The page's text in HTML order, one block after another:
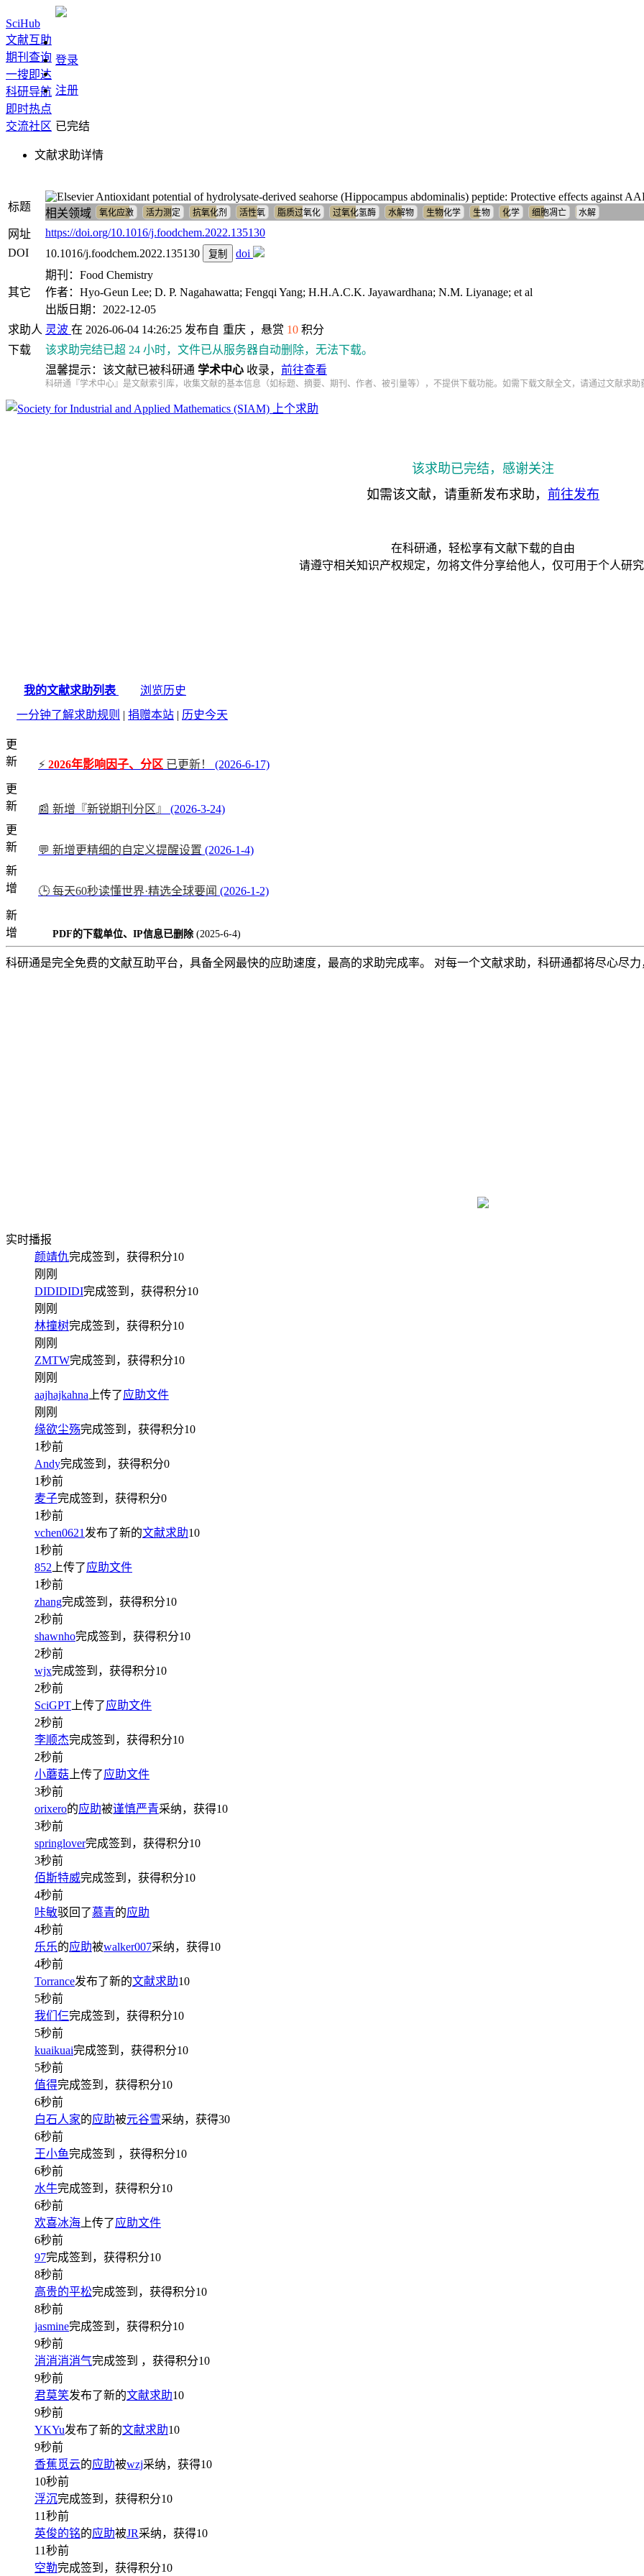
SciHub
文献互助
期刊查询
一搜即达
科研导航
即时热点
交流社区
登录
注册
已完结
文献求助详情
标题
Antioxidant potential of hydrolysate-derived seahorse (Hippocampus abdominalis) peptide: Protective effects against
相关领域
氧化应激 活力测定 抗氧化剂 活性氧 脂质过氧化 过氧化氢酶 水解物 生物化学 生物 化学 细胞凋亡 水解
网址
https://doi.org/10.1016/j.foodchem.2022.135130
DOI
10.1016/j.foodchem.2022.135130 复制 doi
其它
期刊：Food Chemistry
作者：Hyo-Geun Lee; D. P. Nagahawatta; Fengqi Yang; H.H.A.C.K. Jayawardhana; N.M. Liyanage; et al
出版日期：2022-12-05
求助人 灵波 在 2026-06-04 14:26:25 发布自 重庆 ，悬赏 10 积分
下载
该求助完结已超 24 小时，文件已从服务器自动删除，无法下载。
温馨提示：该文献已被科研通 学术中心 收录， 前往查看
科研通『学术中心』是文献索引库，收集文献的基本信息（如标题、摘要、期刊、作者、被引量等），不提供下载功能。如需下载文献全文，请通过文献求助
上个求助
该求助已完结，感谢关注
如需该文献，请重新发布求助， 前往发布
在科研通，轻松享有文献下载的自由
请遵守相关知识产权规定，勿将文件分享给他人，仅可用于个人研
我的文献求助列表
浏览历史
一分钟了解求助规则 | 捐赠本站 | 历史今天
更
新
⚡ 2026年影响因子、分区 已更新！
(2026-6-17)
更
新
📰 新增『新锐期刊分区』
(2026-3-24)
更
新
💬 新增更精细的自定义提醒设置 (2026-1-4)
新
增
🕒 每天60秒读懂世界·精选全球要闻 (2026-1-2)
新
增
PDF的下载单位、IP信息已删除 (2025-6-4)
科研通是完全免费的文献互助平台，具备全网最快的应助速度，最高的求助完成率。 对每一个文献求助，科研通都将尽心尽力
实时播报
颜靖仇完成签到，获得积分10
刚刚
DIDIDIDI完成签到，获得积分10
刚刚
林撞树完成签到，获得积分10
刚刚
ZMTW完成签到，获得积分10
刚刚
aajhajkahna 上传了应助文件
刚刚
缘欲尘殇完成签到，获得积分10
1秒前
Andy完成签到，获得积分0
1秒前
麦子完成签到，获得积分0
1秒前
vchen0621 发布了新的文献求助10
1秒前
852 上传了应助文件
1秒前
zhang完成签到，获得积分10
2秒前
shawnho完成签到，获得积分10
2秒前
wjx完成签到，获得积分10
2秒前
SciGPT 上传了应助文件
2秒前
李顺杰完成签到，获得积分10
2秒前
小蘑菇 上传了应助文件
3秒前
orixero的应助被谨慎严青采纳，获得10
3秒前
springlover完成签到，获得积分10
3秒前
佰斯特威完成签到，获得积分10
4秒前
咔敏驳回了慕青的应助
4秒前
乐乐的应助被walker007采纳，获得10
4秒前
Torrance发布了新的文献求助10
5秒前
我们仨完成签到，获得积分10
5秒前
kuaikuai完成签到，获得积分10
5秒前
值得完成签到，获得积分10
6秒前
白石人家的应助被元谷雪采纳，获得30
6秒前
王小鱼完成签到 ，获得积分10
6秒前
水牛完成签到，获得积分10
6秒前
欢喜冰海 上传了应助文件
6秒前
97完成签到，获得积分10
8秒前
高贵的平松完成签到，获得积分10
8秒前
jasmine完成签到，获得积分10
9秒前
消消消消气完成签到 ，获得积分10
9秒前
君莫笑发布了新的文献求助10
9秒前
YKYu发布了新的文献求助10
9秒前
香蕉觅云的应助被wzj采纳，获得10
10秒前
浮沉完成签到，获得积分10
11秒前
英俊的铭的应助被JR采纳，获得10
11秒前
空勒完成签到，获得积分10